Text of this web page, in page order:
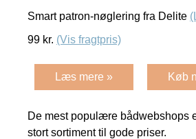
Smart patron-nøglering fra Delite
99 kr. (Vis fragtpris)
Læs mere » Køb
De mest populære bådwebshops
stort sortiment til gode priser.